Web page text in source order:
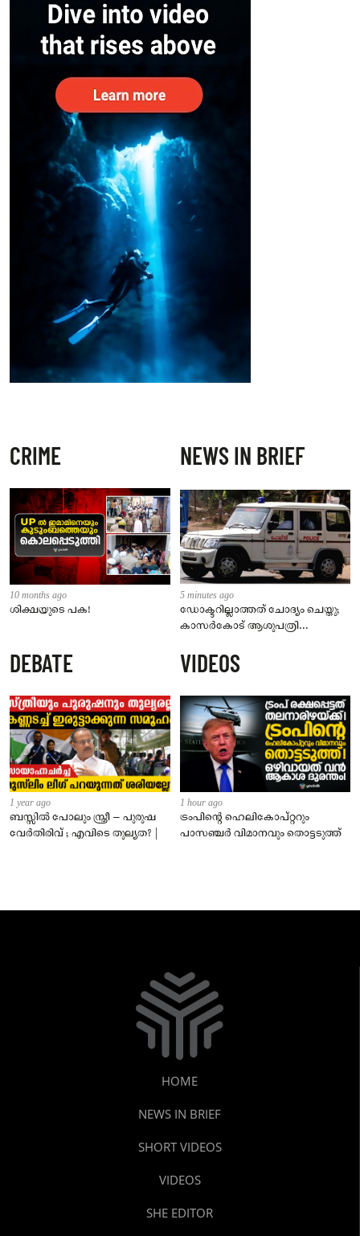
CRIME
10 months ago
ശിക്ഷയുടെ പക!
NEWS IN BRIEF
5 minutes ago
ഡോക്ടറില്ലാത്തത് ചോദ്യം ചെയ്തു;
കാസർകോട് ആശുപത്രി
നാട്ടുകാർക്കെതിരെ കേസ്
DEBATE
1 year ago
ബസ്സിൽ പോലും സ്ത്രീ – പുരുഷ
വേർതിരിവ് ; എവിടെ തുല്യത? |
VIDEOS
1 hour ago
ട്രംപിന്റെ ഹെലികോപ്റ്ററും
പാസഞ്ചര്‍ വിമാനവും തൊട്ടടുത്ത്
HOME
NEWS IN BRIEF
SHORT VIDEOS
VIDEOS
SHE EDITOR